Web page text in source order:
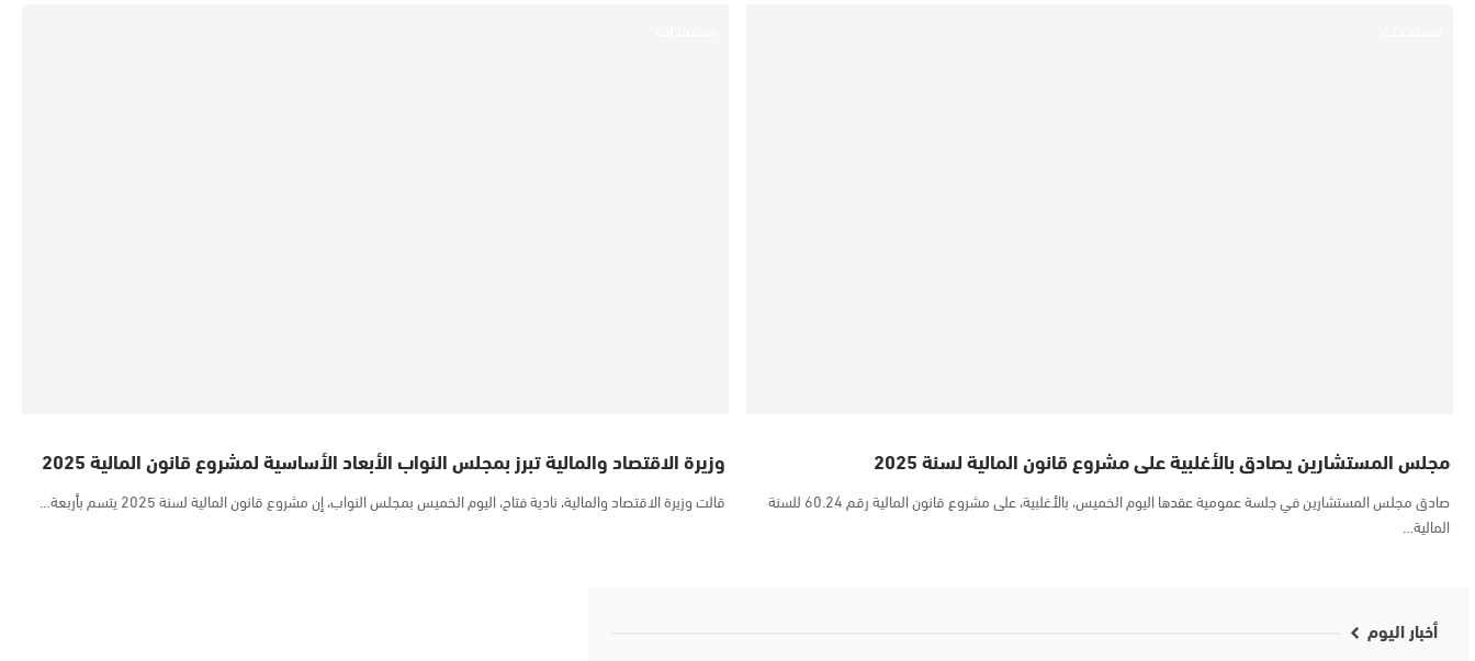
مجلس المستشارين يصادق بالأغلبية على مشروع قانون المالية لسنة 2025
صادق مجلس المستشارين في جلسة عمومية عقدها اليوم الخميس، بالأغلبية، على مشروع قانون المالية رقم 60.24 للسنة
المالية…
وزيرة الاقتصاد والمالية تبرز بمجلس النواب الأبعاد الأساسية لمشروع قانون المالية 2025
قالت وزيرة الاقتصاد والمالية، نادية فتاح، اليوم الخميس بمجلس النواب، إن مشروع قانون المالية لسنة 2025 يتسم بأربعة…
أخبار اليوم